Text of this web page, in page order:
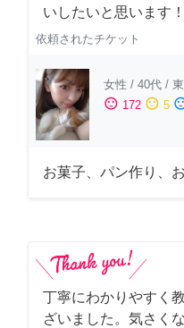
いしたいと思います！
依頼されたチケット
女性 / 40代 /
sentiment_satisfied 172 sentiment_neutral 5
お菓子、パン作り、
丁寧にわかりやすく
ざいました。気さく